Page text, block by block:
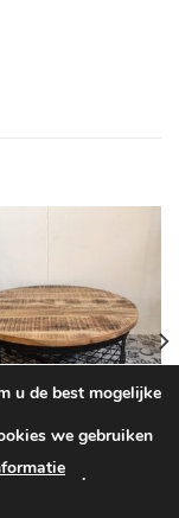
mangohout +
u de best mogelijke
we gebruiken
.